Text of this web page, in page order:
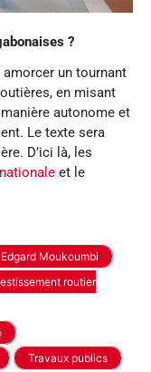
?
un tournant
en misant
autonome et
Le texte sera
D’ici là, les
et le
Edgard Moukoumbi
routier
Travaux publics